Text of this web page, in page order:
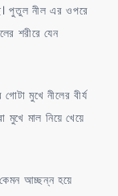
পুতুল নীল এর ওপরে
শরীরে যেন
মুখে নীলের বীর্য
মুখে মাল নিয়ে খেয়ে
আচ্ছন্ন হয়ে